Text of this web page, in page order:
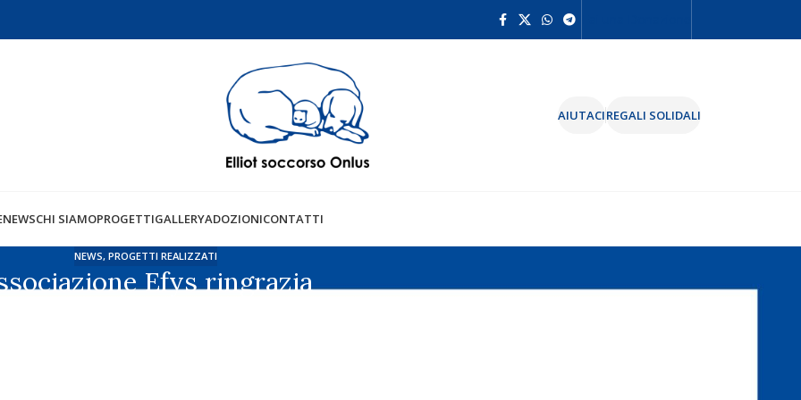
AIUTACIREGALI SOLIDALI
NEWSCHI SIAMOPROGETTIGALLERYADOZIONICONTATTI
NEWS, PROGETTI REALIZZATI
Efys ringrazia